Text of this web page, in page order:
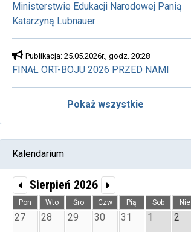
Ministerstwie Edukacji Narodowej Panią
Katarzyną Lubnauer
Publikacja: 25.05.2026r., godz. 20:28
FINAŁ ORT-BOJU 2026 PRZED NAMI
Pokaż wszystkie
Kalendarium
Sierpień 2026
Pon Wto Śro Czw Pią Sob Nie
27 28 29 30 31 1 2